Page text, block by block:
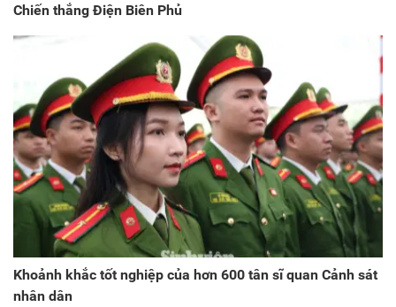
Chiến thắng Điện Biên Phủ
Khoảnh khắc tốt nghiệp của hơn 600 tân sĩ quan Cảnh sát
nhân dân